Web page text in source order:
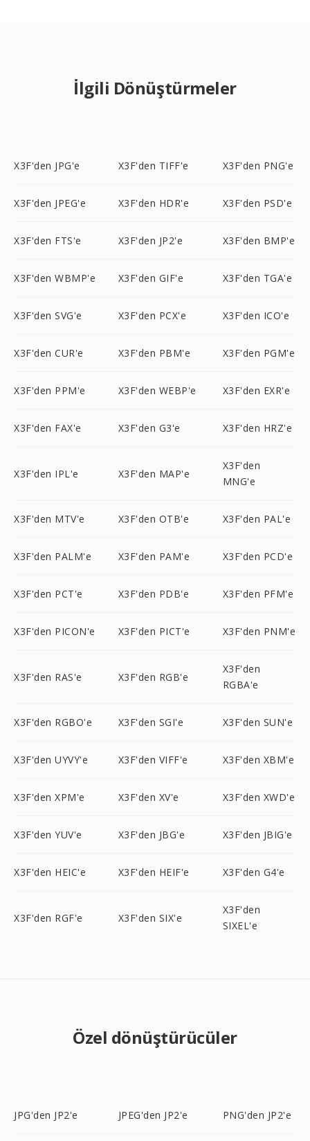
İlgili Dönüştürmeler
X3F'den JPG'e X3F'den TIFF'e X3F'den PNG'e
X3F'den JPEG'e X3F'den HDR'e X3F'den PSD'e
X3F'den FTS'e X3F'den JP2'e X3F'den BMP'e
X3F'den WBMP'e X3F'den GIF'e X3F'den TGA'e
X3F'den SVG'e X3F'den PCX'e X3F'den ICO'e
X3F'den CUR'e X3F'den PBM'e X3F'den PGM'e
X3F'den PPM'e X3F'den WEBP'e X3F'den EXR'e
X3F'den FAX'e X3F'den G3'e X3F'den HRZ'e
X3F'den IPL'e X3F'den MAP'e
X3F'den
MNG'e
X3F'den MTV'e X3F'den OTB'e X3F'den PAL'e
X3F'den PALM'e X3F'den PAM'e X3F'den PCD'e
X3F'den PCT'e X3F'den PDB'e X3F'den PFM'e
X3F'den PICON'e X3F'den PICT'e X3F'den PNM'e
X3F'den RAS'e X3F'den RGB'e
X3F'den
RGBA'e
X3F'den RGBO'e X3F'den SGI'e X3F'den SUN'e
X3F'den UYVY'e X3F'den VIFF'e X3F'den XBM'e
X3F'den XPM'e X3F'den XV'e X3F'den XWD'e
X3F'den YUV'e X3F'den JBG'e X3F'den JBIG'e
X3F'den HEIC'e X3F'den HEIF'e X3F'den G4'e
X3F'den RGF'e X3F'den SIX'e
X3F'den
SIXEL'e
Özel dönüştürücüler
JPG'den JP2'e JPEG'den JP2'e PNG'den JP2'e